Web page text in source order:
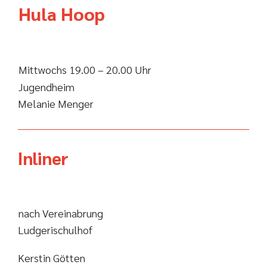
Hula Hoop
Mittwochs 19.00 – 20.00 Uhr
Jugendheim
Melanie Menger
Inliner
nach Vereinabrung
Ludgerischulhof
Kerstin Götten